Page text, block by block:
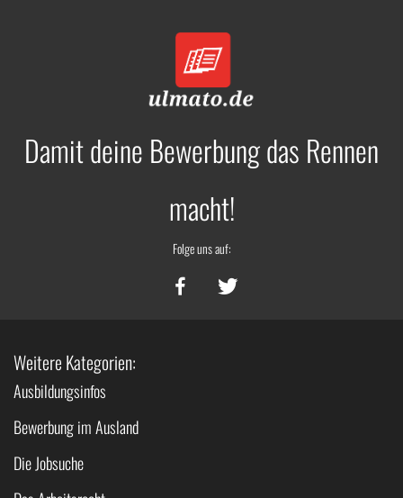
Damit deine Bewerbung das Rennen
macht!
Folge uns auf:
Weitere Kategorien:
Ausbildungsinfos
Bewerbung im Ausland
Die Jobsuche